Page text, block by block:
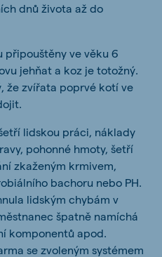
dnů života až do
připouštěny ve věku 6
jehňat a koz je totožný.
že zvířata poprvé kotí ve
lidskou práci, náklady
pohonné hmoty, šetří
zkaženým krmivem,
bachoru nebo PH.
lidským chybám v
špatně namíchá
komponentů apod.
se zvoleným systémem